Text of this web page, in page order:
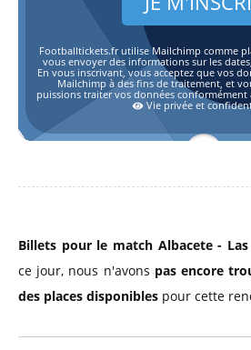
Footballtickets.fr utilise Mailchimp comme
vous envoyer des informations sur les
En vous inscrivant, vous acceptez que vos
Mailchimp à des fins de traitement, et
puissions traiter vos données
Vie privée et
Billets pour le match Albacete - Las
ce jour, nous n'avons pas encore
des places disponibles pour cette